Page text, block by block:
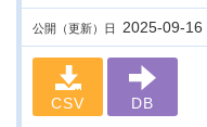
公開（更新）日 2025-09-16
CSV DB